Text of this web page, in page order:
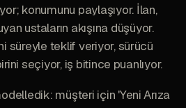
konumunu paylaşıyor. İlan,
ustaların akışına düşüyor.
süreyle teklif veriyor, sürücü
seçiyor, iş bitince puanlıyor.
müşteri için 'Yeni Arıza